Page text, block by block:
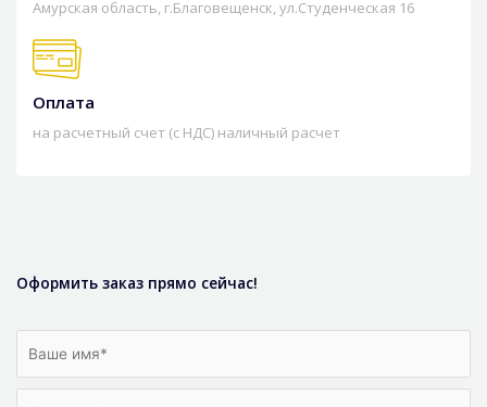
Амурская область, г.Благовещенск, ул.Студенческая 16
Оплата
на расчетный счет (с НДС) наличный расчет
Оформить заказ прямо сейчас!